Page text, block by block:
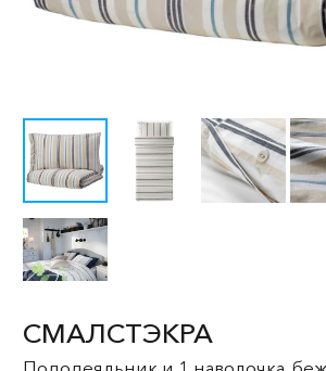
СМАЛСТЭКРА